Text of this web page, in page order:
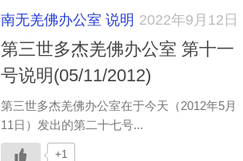
南无羌佛办公室 说明 2022年9月12日
第三世多杰羌佛办公室 第十一
号说明(05/11/2012)
第三世多杰羌佛办公室在于今天（2012年5月
11日）发出的第二十七号...
+1